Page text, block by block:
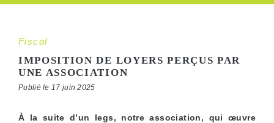
Fiscal
IMPOSITION DE LOYERS PERÇUS PAR
UNE ASSOCIATION
Publié le 17 juin 2025
À la suite d’un legs, notre association, qui œuvre